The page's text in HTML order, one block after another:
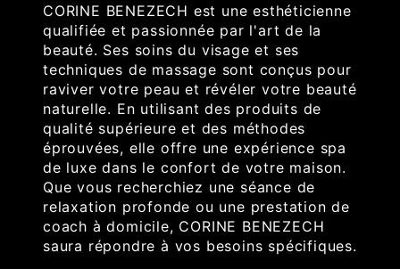
CORINE BENEZECH est une esthéticienne
qualifiée et passionnée par l'art de la
beauté. Ses soins du visage et ses
techniques de massage sont conçus pour
raviver votre peau et révéler votre beauté
naturelle. En utilisant des produits de
qualité supérieure et des méthodes
éprouvées, elle offre une expérience spa
de luxe dans le confort de votre maison.
Que vous recherchiez une séance de
relaxation profonde ou une prestation de
coach à domicile, CORINE BENEZECH
saura répondre à vos besoins spécifiques.